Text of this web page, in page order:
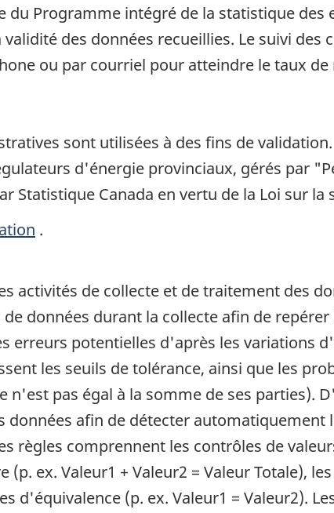
Programme intégré de la statistique des
des données recueillies. Le suivi des
ou par courriel pour atteindre le taux de
sont utilisées à des fins de
d'énergie provinciaux, gérés par
Statistique Canada en vertu de la Loi sur la
.
activités de collecte et de traitement des
données durant la collecte afin de
erreurs potentielles d'après les variations
les seuils de tolérance, ainsi que les
n'est pas égal à la somme de ses parties).
afin de détecter automatiquement
règles comprennent les contrôles de
(p. ex. Valeur1 + Valeur2 = Valeur Totale),
d'équivalence (p. ex. Valeur1 = Valeur2).